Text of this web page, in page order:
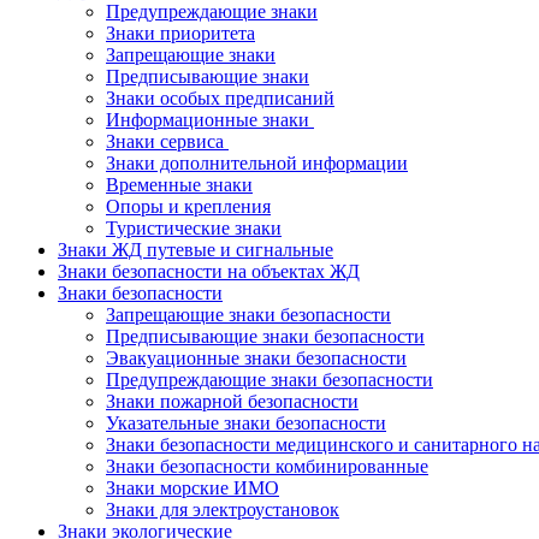
Предупреждающие знаки
Знаки приоритета
Запрещающие знаки
Предписывающие знаки
Знаки особых предписаний
Информационные знаки
Знаки сервиса
Знаки дополнительной информации
Временные знаки
Опоры и крепления
Туристические знаки
Знаки ЖД путевые и сигнальные
Знаки безопасности на объектах ЖД
Знаки безопасности
Запрещающие знаки безопасности
Предписывающие знаки безопасности
Эвакуационные знаки безопасности
Предупреждающие знаки безопасности
Знаки пожарной безопасности
Указательные знаки безопасности
Знаки безопасности медицинского и санитарного
Знаки безопасности комбинированные
Знаки морские ИМО
Знаки для электроустановок
Знаки экологические